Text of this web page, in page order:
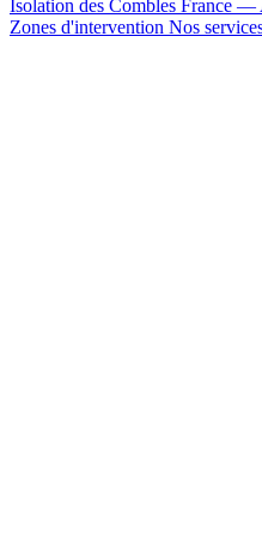
Isolation des Combles France
Zones d'intervention Nos